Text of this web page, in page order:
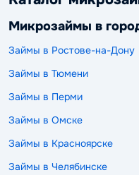
Микрозаймы в
Займы в Ростове-на-Дону
Займы в Тюмени
Займы в Перми
Займы в Омске
Займы в Красноярске
Займы в Челябинске